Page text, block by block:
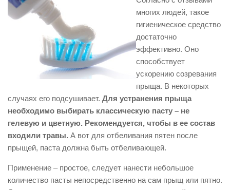
многих людей, такое
гигиеническое средство
достаточно
эффективно. Оно
способствует
ускорению созревания
прыща. В некоторых
случаях его подсушивает. Для устранения прыща
необходимо выбирать классическую пасту – не
гелевую и цветную. Рекомендуется, чтобы в ее состав
входили травы. А вот для отбеливания пятен после
прыщей, паста должна быть отбеливающей.
Применение – простое, следует нанести небольшое
количество пасты непосредственно на сам прыщ или пятно.